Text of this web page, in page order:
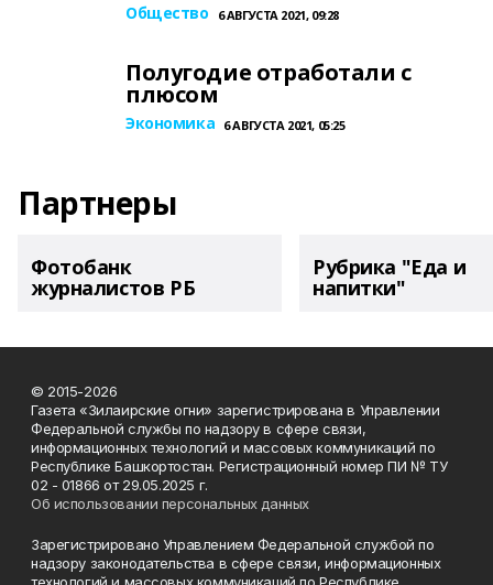
Общество 6 АВГУСТА 2021, 09:28
Полугодие отработали с
плюсом
Экономика 6 АВГУСТА 2021, 05:25
Партнеры
Фотобанк
журналистов РБ
Рубрика "Еда и
напитки"
© 2015-2026
Газета «Зилаирские огни» зарегистрирована в Управлении
Федеральной службы по надзору в сфере связи,
информационных технологий и массовых коммуникаций по
Республике Башкортостан. Регистрационный номер ПИ № ТУ
02 - 01866 от 29.05.2025 г.
Об использовании персональных данных
Зарегистрировано Управлением Федеральной службой по
надзору законодательства в сфере связи, информационных